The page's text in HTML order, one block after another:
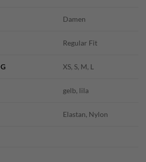
Damen
Regular Fit
XS, S, M, L
gelb, lila
Elastan, Nylon